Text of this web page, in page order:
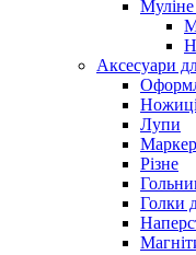
Аксесуари
Ножиці
Лупи
Різне
Голки